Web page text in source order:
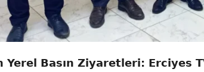
Yerel Basın Ziyaretleri: Erciyes